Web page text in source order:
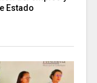
Estado